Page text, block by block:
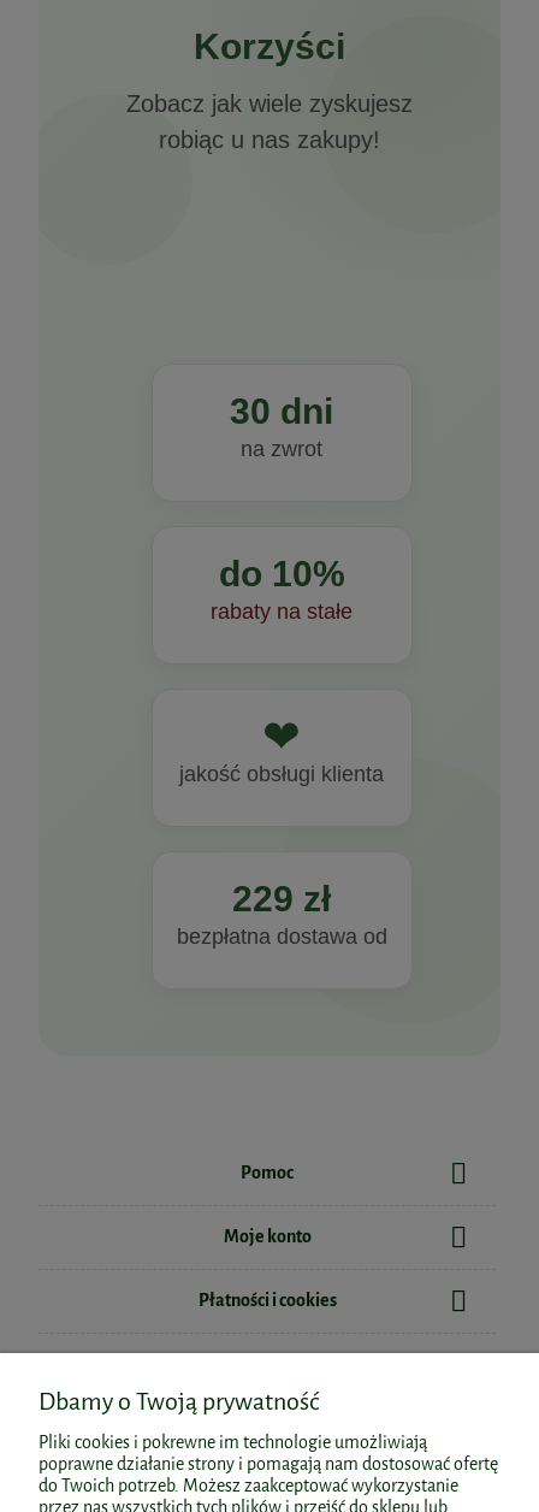
Korzyści
Zobacz jak wiele zyskujesz
robiąc u nas zakupy!
30 dni
na zwrot
do 10%
rabaty na stałe
❤
jakość obsługi klienta
229 zł
bezpłatna dostawa od
Pomoc
Moje konto
Płatności i cookies
O nas
Dbamy o Twoją prywatność
Pliki cookies i pokrewne im technologie umożliwiają
poprawne działanie strony i pomagają nam dostosować ofertę
do Twoich potrzeb. Możesz zaakceptować wykorzystanie